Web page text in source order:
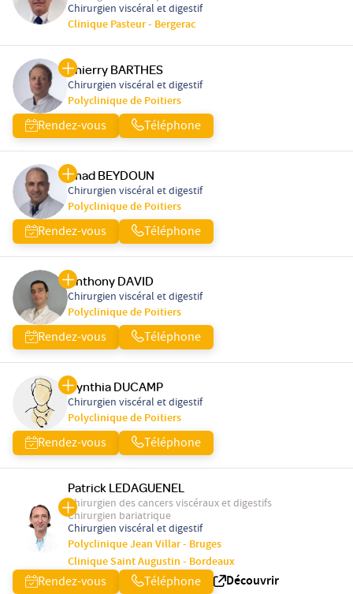
Chirurgien viscéral et digestif
Clinique Pasteur - Bergerac
Thierry BARTHES
Chirurgien viscéral et digestif
Polyclinique de Poitiers
Rendez-vous Téléphone
Imad BEYDOUN
Chirurgien viscéral et digestif
Polyclinique de Poitiers
Rendez-vous Téléphone
Anthony DAVID
Chirurgien viscéral et digestif
Polyclinique de Poitiers
Rendez-vous Téléphone
Cynthia DUCAMP
Chirurgien viscéral et digestif
Polyclinique de Poitiers
Rendez-vous Téléphone
Patrick LEDAGUENEL
Chirurgien des cancers viscéraux et digestifs
Chirurgien bariatrique
Chirurgien viscéral et digestif
Polyclinique Jean Villar - Bruges
Clinique Saint Augustin - Bordeaux
Rendez-vous Téléphone Découvrir